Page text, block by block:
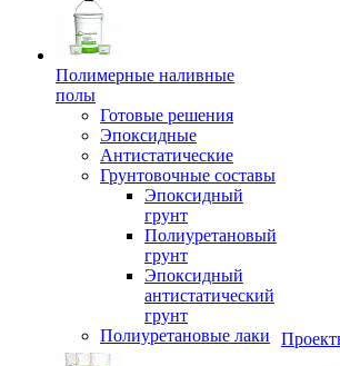
Полимерные наливные
полы
Готовые решения
Эпоксидные
Антистатические
Грунтовочные составы
Эпоксидный
грунт
Полиуретановый
грунт
Эпоксидный
антистатический
грунт
Полиуретановые лаки